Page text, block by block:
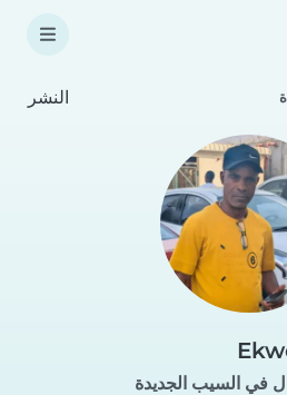
النشر
في السيب الجديدة